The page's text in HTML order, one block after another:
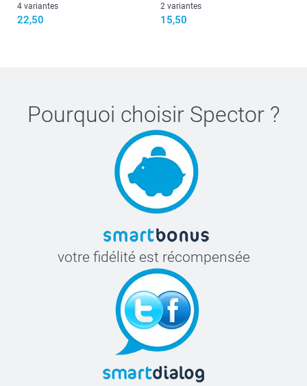
4 variantes
22,50
2 variantes
15,50
Pourquoi choisir Spector?
votre fidélité est récompensée